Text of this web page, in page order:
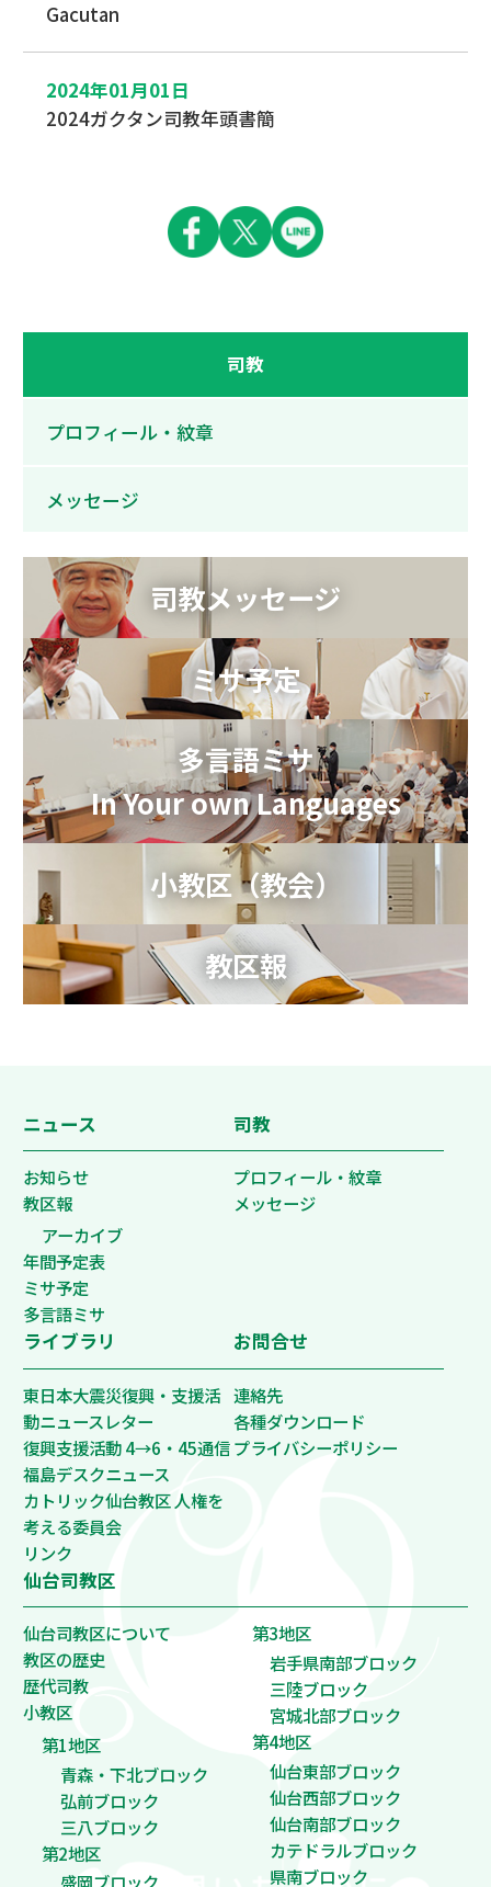
Gacutan
2024年01月01日
2024ガクタン司教年頭書簡
司教
プロフィール・紋章
メッセージ
司教メッセージ
ミサ予定
多言語ミサ
In Your own Languages
小教区（教会）
教区報
ニュース
お知らせ
教区報
アーカイブ
年間予定表
ミサ予定
多言語ミサ
司教
プロフィール・紋章
メッセージ
ライブラリ
東日本大震災復興・支援活
動ニュースレター
復興支援活動 4→6・45通信
福島デスクニュース
カトリック仙台教区 人権を
考える委員会
リンク
お問合せ
連絡先
各種ダウンロード
プライバシーポリシー
仙台司教区
仙台司教区について
教区の歴史
歴代司教
小教区
第1地区
青森・下北ブロック
弘前ブロック
三八ブロック
第2地区
盛岡ブロック
第3地区
岩手県南部ブロック
三陸ブロック
宮城北部ブロック
第4地区
仙台東部ブロック
仙台西部ブロック
仙台南部ブロック
カテドラルブロック
県南ブロック